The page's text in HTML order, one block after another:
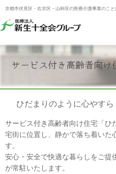
京都市伏見区・右京区・山科区の医療介護事業のこ
サービス付き高齢者向
ひだまりのように心やすら
サービス付き高齢者向け住宅「
宅街に位置し、静かで落ち着いた
す。
安心・安全で快適な暮らしをご提
が常駐いたします。